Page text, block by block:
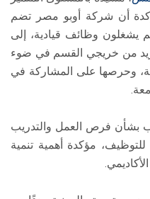
أن شركة أوبو مصر تضم
من القسم يشغلون وظائف قيادية، إلى
من خريجي القسم في ضوء
وحرصها على المشاركة في
بشأن فرص العمل والتدريب
للتوظيف، مؤكدة أهمية تنمية